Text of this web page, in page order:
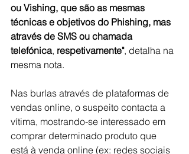
ou Vishing, que são as mesmas
técnicas e objetivos do Phishing, mas
através de SMS ou chamada
telefónica, respetivamente", detalha na
mesma nota.
Nas burlas através de plataformas de
vendas online, o suspeito contacta a
vítima, mostrando-se interessado em
comprar determinado produto que
está à venda online (ex: redes sociais